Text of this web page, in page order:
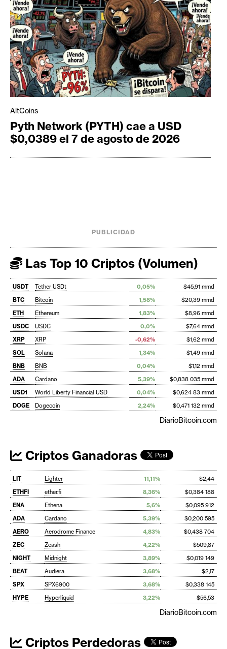
AltCoins
Pyth Network (PYTH) cae a USD
$0,0389 el 7 de agosto de 2026
PUBLICIDAD
Las Top 10 Criptos (Volumen)
USDT Tether USDt 0,05%
$45,91 mmd
BTC
Bitcoin 1,58%
$20,39 mmd
ETH
Ethereum 1,83%
$8,96 mmd
USDC
USDC 0,0%
$7,64 mmd
XRP
XRP -0,62%
$1,62 mmd
SOL
Solana 1,34%
$1,49 mmd
BNB
BNB 0,04%
$1,12 mmd
ADA
Cardano 5,39%
$0,838 035 mmd
USD1
World Liberty Financial USD 0,04%
$0,624 83 mmd
DOGE
Dogecoin 2,24% $0,471 132 mmd
DiarioBitcoin.com
Criptos Ganadoras
LIT Lighter 11,11%
$2,44
ETHFI
ether.fi 8,36%
$0,384 188
ENA
Ethena 5,6%
$0,095 912
ADA
Cardano 5,39%
$0,200 595
AERO
Aerodrome Finance 4,83%
$0,438 704
ZEC
Zcash 4,22%
$509,87
NIGHT
Midnight 3,89%
$0,019 149
BEAT
Audiera 3,68%
$2,17
SPX
SPX6900 3,68%
$0,338 145
HYPE
Hyperliquid 3,22% $56,53
DiarioBitcoin.com
Criptos Perdedoras